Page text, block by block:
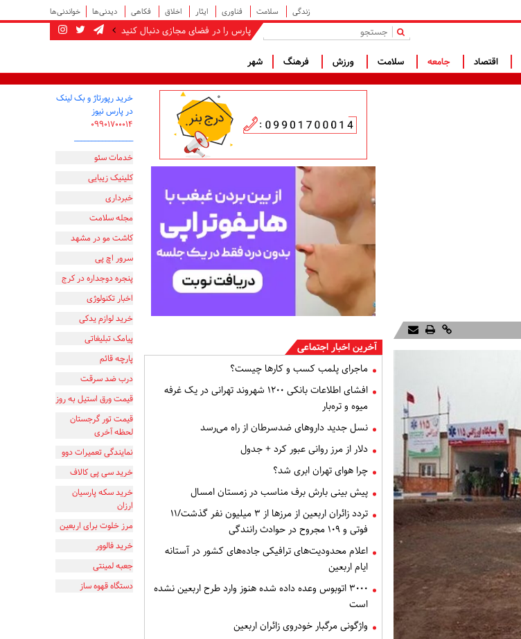
زندگی سلامت فناوری ایثار اخلاق فکاهی دیدنی‌ها خواندنی‌ها
پارس را در فضای مجازی دنبال کنید |
اقتصاد جامعه سلامت ورزش فرهنگ شهر
آخرین اخبار اجتماعی
ماجرای پلمب کسب و کارها چیست؟
افشای اطلاعات بانکی ۱۲۰۰ شهروند تهرانی در یک غرفه
میوه و تره‌بار
نسل جدید داروهای ضدسرطان از راه می‌رسد
دلار از مرز روانی عبور کرد + جدول
چرا هوای تهران ابری شد؟
پیش بینی بارش برف مناسب در زمستان امسال
تردد زائران اربعین از مرزها از ۳ میلیون نفر گذشت/۱۱
فوتی و ۱۰۹ مجروح در حوادث رانندگی
اعلام محدودیت‌های ترافیکی جاده‌های کشور در آستانه
ایام اربعین
۳۰۰۰ اتوبوس وعده داده شده هنوز وارد طرح اربعین نشده
است
واژگونی مرگبار خودروی زائران اربعین
خرید رپورتاژ و بک لینک
در پارس نیوز
۰۹۹۰۱۷۰۰۰۱۴
_________________
خدمات سئو
کلینیک زیبایی
خبرداری
مجله سلامت
کاشت مو در مشهد
سرور اچ پی
پنجره دوجداره در کرج
اخبار تکنولوژی
خرید لوازم یدکی
پیامک تبلیغاتی
پارچه قائم
درب ضد سرقت
قیمت ورق استیل به روز
قیمت تور گرجستان
لحظه آخری
نمایندگی تعمیرات دوو
خرید سی پی کالاف
خرید سکه پارسیان
ارزان
مرز خلوت برای اربعین
خرید فالوور
جعبه لمینتی
دستگاه قهوه ساز